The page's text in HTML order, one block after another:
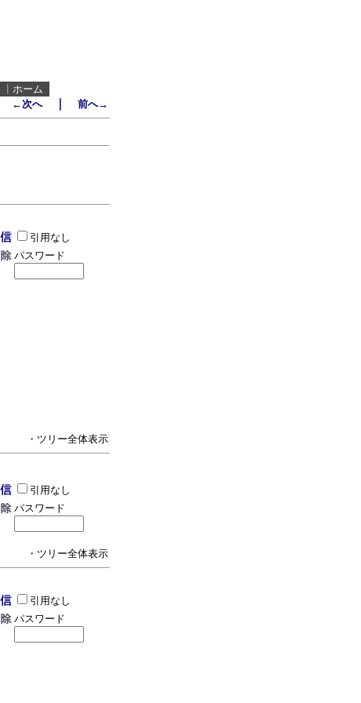
ホーム
←次へ｜ 前へ→
引用なし
パスワード
・ツリー全体表示
引用なし
パスワード
・ツリー全体表示
引用なし
パスワード